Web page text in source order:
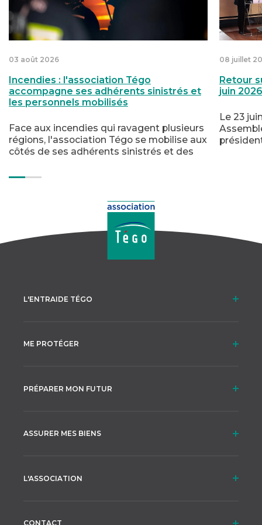
03 août 2026
Incendies : l'association Tégo
accompagne ses adhérents sinistrés et
les personnels mobilisés
Face aux incendies qui ravagent plusieurs
régions, l'association Tégo se mobilise aux
côtés de ses adhérents sinistrés et des
le feu. Soutien psychologique,
financière : trois dispositifs sont mis à leur
08 juillet
Retour
juin 2026
Le 23
L'ENTRAIDE TÉGO
ME PROTÉGER
PRÉPARER MON FUTUR
ASSURER MES BIENS
L'ASSOCIATION
CONTACT